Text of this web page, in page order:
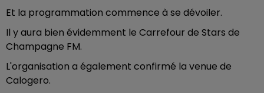
Et la programmation commence à se dévoiler.
Il y aura bien évidemment le Carrefour de Stars de
Champagne FM.
L'organisation a également confirmé la venue de
Calogero.